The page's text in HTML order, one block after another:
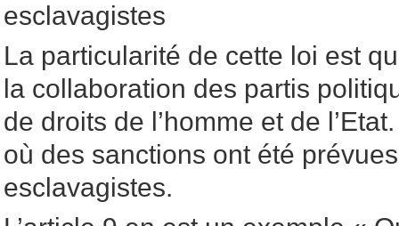
esclavagistes
La particularité de cette loi est
la collaboration des partis
de droits de l’homme et de
où des sanctions ont été
esclavagistes.